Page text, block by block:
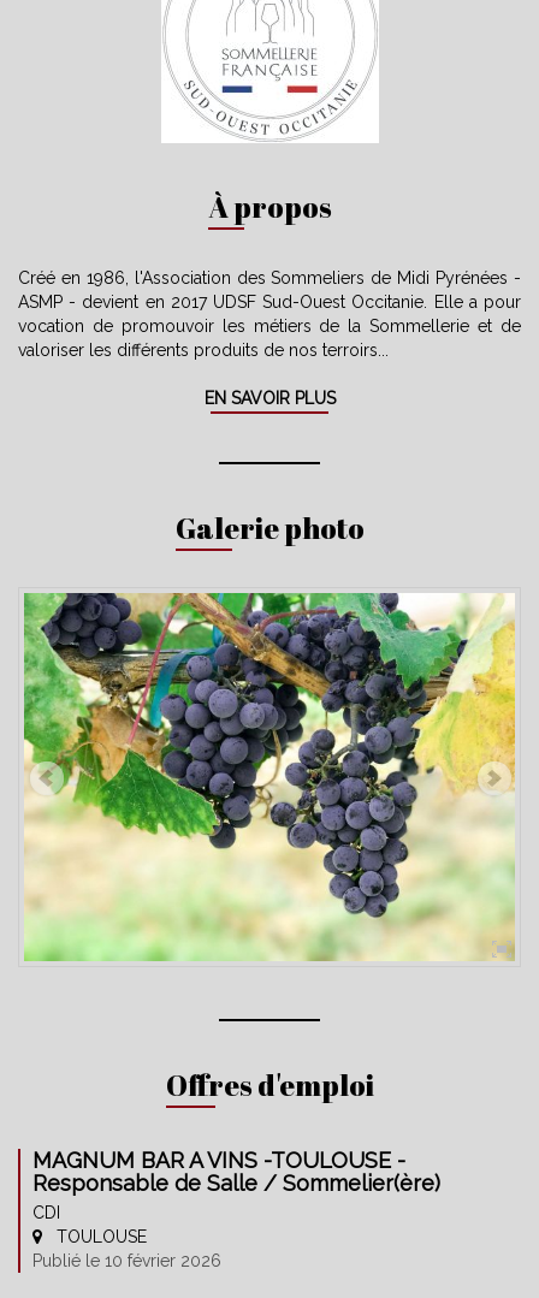
À propos
Créé en 1986, l'Association des Sommeliers de Midi Pyrénées -
ASMP - devient en 2017 UDSF Sud-Ouest Occitanie. Elle a pour
vocation de promouvoir les métiers de la Sommellerie et de
valoriser les différents produits de nos terroirs...
EN SAVOIR PLUS
Galerie photo
Offres d'emploi
MAGNUM BAR A VINS -TOULOUSE -
Responsable de Salle / Sommelier(ère)
CDI
TOULOUSE
Publié le 10 février 2026